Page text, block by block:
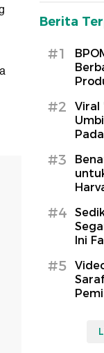
Berita
#1
#2
Viral
#3
#4
Ini
#5